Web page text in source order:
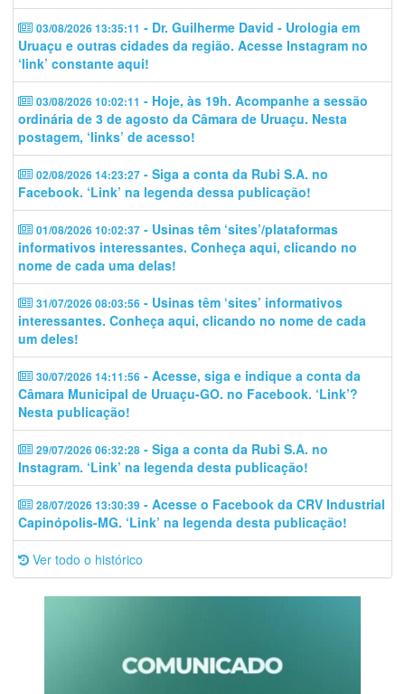
03/08/2026 13:35:11 - Dr. Guilherme David - Urologia em
Uruaçu e outras cidades da região. Acesse Instagram no
‘link’ constante aqui!
03/08/2026 10:02:11 - Hoje, às 19h. Acompanhe a sessão
ordinária de 3 de agosto da Câmara de Uruaçu. Nesta
postagem, ‘links’ de acesso!
02/08/2026 14:23:27 - Siga a conta da Rubi S.A. no
Facebook. ‘Link’ na legenda dessa publicação!
01/08/2026 10:02:37 - Usinas têm ‘sites’/plataformas
informativos interessantes. Conheça aqui, clicando no
nome de cada uma delas!
31/07/2026 08:03:56 - Usinas têm ‘sites’ informativos
interessantes. Conheça aqui, clicando no nome de cada
um deles!
30/07/2026 14:11:56 - Acesse, siga e indique a conta da
Câmara Municipal de Uruaçu-GO. no Facebook. ‘Link’?
Nesta publicação!
29/07/2026 06:32:28 - Siga a conta da Rubi S.A. no
Instagram. ‘Link’ na legenda desta publicação!
28/07/2026 13:30:39 - Acesse o Facebook da CRV Industrial
Capinópolis-MG. ‘Link’ na legenda desta publicação!
Ver todo o histórico